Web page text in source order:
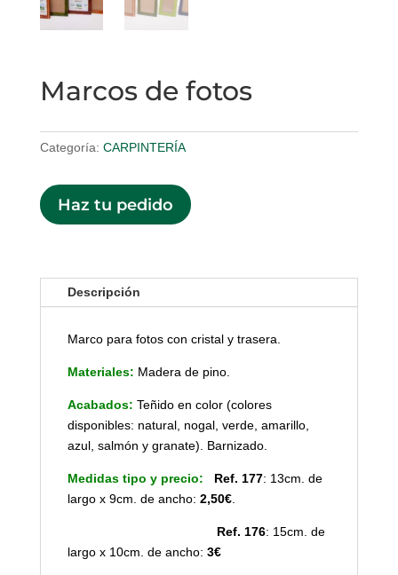
Marcos de fotos
Categoría: CARPINTERÍA
Haz tu pedido
Descripción
Marco para fotos con cristal y trasera.
Materiales: Madera de pino.
Acabados: Teñido en color (colores
disponibles: natural, nogal, verde, amarillo,
azul, salmón y granate). Barnizado.
Medidas tipo y precio: Ref. 177: 13cm. de
largo x 9cm. de ancho: 2,50€.
Ref. 176: 15cm. de
largo x 10cm. de ancho: 3€